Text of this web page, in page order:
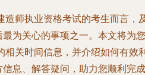
造师执业资格考试的考生而言，
为关心的事项之一。本文将为您
相关时间信息，并介绍如何有效
息、解答疑问，助力您顺利完成